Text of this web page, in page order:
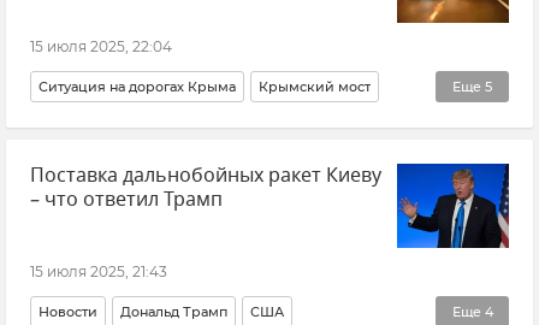
15 июля 2025, 22:04
Еще 5
Ситуация на дорогах Крыма Крымский мост
Крым Керчь Тамань Краснодарский край
Очереди на Крымском мосту
Поставка дальнобойных ракет Киеву
– что ответил Трамп
15 июля 2025, 21:43
Еще 4
Новости Дональд Трамп США